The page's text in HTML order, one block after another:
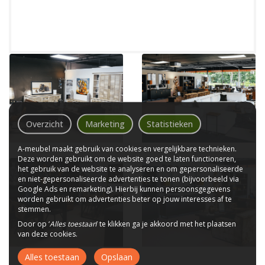
Overzicht Marketing Statistieken
A-meubel maakt gebruik van cookies en vergelijkbare technieken.
Deze worden gebruikt om de website goed te laten functioneren,
het gebruik van de website te analyseren en om gepersonaliseerde
en niet-gepersonaliseerde advertenties te tonen (bijvoorbeeld via
Google Ads en remarketing). Hierbij kunnen persoonsgegevens
worden gebruikt om advertenties beter op jouw interesses af te
stemmen.
Door op ‘Alles toestaan’ te klikken ga je akkoord met het plaatsen
van deze cookies.
Alles toestaan Opslaan